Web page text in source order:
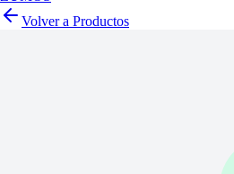
Volver a Productos